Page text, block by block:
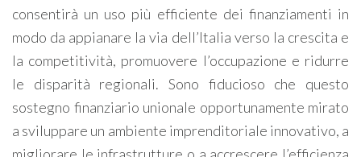
consentirà un uso più efficiente dei finanziamenti in
modo da appianare la via dell’Italia verso la crescita e
la competitività, promuovere l’occupazione e ridurre
le disparità regionali. Sono fiducioso che questo
sostegno finanziario unionale opportunamente mirato
a sviluppare un ambiente imprenditoriale innovativo, a